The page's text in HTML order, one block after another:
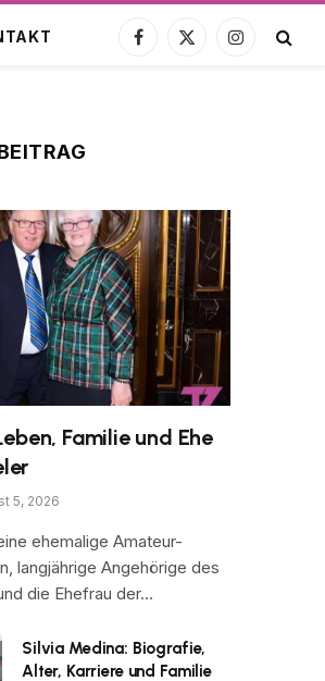
Facebook
X
Instagram
Familie und Ehe
5, 2026
ehemalige Amateur-
langjährige Angehörige des
die Ehefrau der…
Silvia Medina: Biografie,
Alter, Karriere und Familie